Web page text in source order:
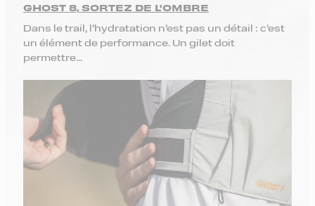
GHOST 8, SORTEZ DE L'OMBRE
Dans le trail, l’hydratation n’est pas un détail : c’est
un élément de performance. Un gilet doit
permettre...